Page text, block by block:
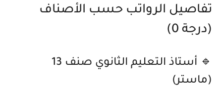
تفاصيل الرواتب حسب الأصناف
(درجة 0)
🔹 أستاذ التعليم الثانوي صنف 13
(ماستر)